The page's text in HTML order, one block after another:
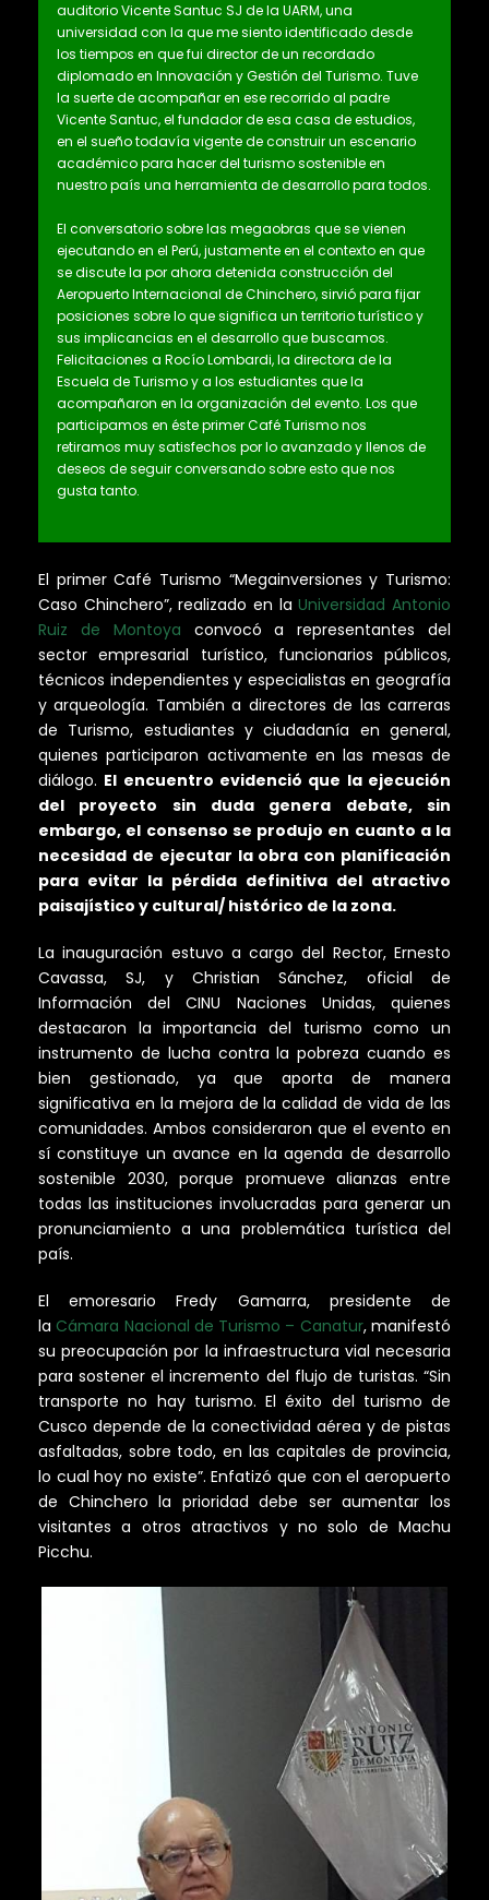
auditorio Vicente Santuc SJ de la UARM, una
universidad con la que me siento identificado desde
los tiempos en que fui director de un recordado
diplomado en Innovación y Gestión del Turismo. Tuve
la suerte de acompañar en ese recorrido al padre
Vicente Santuc, el fundador de esa casa de estudios,
en el sueño todavía vigente de construir un escenario
académico para hacer del turismo sostenible en
nuestro país una herramienta de desarrollo para todos.
El conversatorio sobre las megaobras que se vienen
ejecutando en el Perú, justamente en el contexto en que
se discute la por ahora detenida construcción del
Aeropuerto Internacional de Chinchero, sirvió para fijar
posiciones sobre lo que significa un territorio turístico y
sus implicancias en el desarrollo que buscamos.
Felicitaciones a Rocío Lombardi, la directora de la
Escuela de Turismo y a los estudiantes que la
acompañaron en la organización del evento. Los que
participamos en éste primer Café Turismo nos
retiramos muy satisfechos por lo avanzado y llenos de
deseos de seguir conversando sobre esto que nos
gusta tanto.
El primer Café Turismo “Megainversiones y Turismo:
Caso Chinchero”, realizado en laUniversidad Antonio
Ruiz de Montoya convocó a representantes del
sector empresarial turístico, funcionarios públicos,
técnicos independientes y especialistas en geografía
y arqueología. También a directores de las carreras
de Turismo, estudiantes y ciudadanía en general,
quienes participaron activamente en las mesas de
diálogo. El encuentro evidenció que la ejecución
del proyecto sin duda genera debate, sin
embargo, el consenso se produjo en cuanto a la
necesidad de ejecutar la obra con planificación
para evitar la pérdida definitiva del atractivo
paisajístico y cultural/ histórico de la zona.
La inauguración estuvo a cargo del Rector, Ernesto
Cavassa, SJ, y Christian Sánchez, oficial de
Información del CINU Naciones Unidas, quienes
destacaron la importancia del turismo como un
instrumento de lucha contra la pobreza cuando es
bien gestionado, ya que aporta de manera
significativa en la mejora de la calidad de vida de las
comunidades. Ambos consideraron que el evento en
sí constituye un avance en la agenda de desarrollo
sostenible 2030, porque promueve alianzas entre
todas las instituciones involucradas para generar un
pronunciamiento a una problemática turística del
país.
El emoresario Fredy Gamarra, presidente de
la Cámara Nacional de Turismo – Canatur, manifestó
su preocupación por la infraestructura vial necesaria
para sostener el incremento del flujo de turistas. “Sin
transporte no hay turismo. El éxito del turismo de
Cusco depende de la conectividad aérea y de pistas
asfaltadas, sobre todo, en las capitales de provincia,
lo cual hoy no existe”. Enfatizó que con el aeropuerto
de Chinchero la prioridad debe ser aumentar los
visitantes a otros atractivos y no solo de Machu
Picchu.